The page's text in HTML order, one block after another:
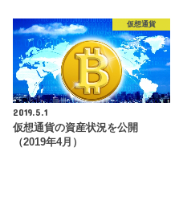
仮想通貨
2019.5.1
仮想通貨の資産状況を公開
（2019年4月）